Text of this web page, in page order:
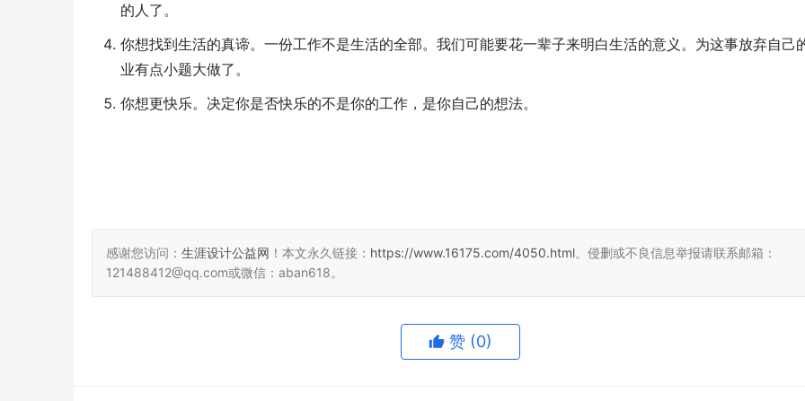
的人了。
你想找到生活的真谛。一份工作不是生活的全部。我们可能要花一辈子来明白生活的意义。为这事放弃自己
业有点小题大做了。
你想更快乐。决定你是否快乐的不是你的工作，是你自己的想法。
感谢您访问： 生涯设计公益网 ！本文永久链接： https://www.16175.com/4050.html。侵删或不良信息举报请联系邮箱：
121488412@qq.com或微信：aban618。
赞 (0)